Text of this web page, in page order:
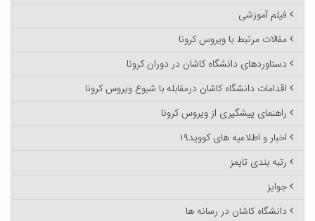
فیلم آموزشی
مقالات مرتبط با ویروس کرونا
دستاوردهای دانشگاه کاشان در دوران کرونا
اقدامات دانشگاه کاشان درمقابله با شیوع ویروس کرونا
راهنمای پیشگیری از ویروس کرونا
اخبار و اطلاعیه های کووید۱۹
رتبه بندی تایمز
جوایز
دانشگاه کاشان در رسانه ها